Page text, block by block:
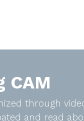
CAM
through
and read